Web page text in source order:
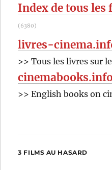
Index de tous
(6380)
livres-
>> Tous les livres sur
cinemabooks.info
>> English books on
3 FILMS AU HASARD